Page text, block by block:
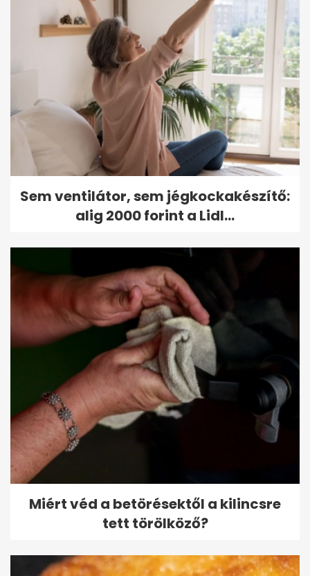
Sem ventilátor, sem jégkockakészítő:
alig 2000 forint a Lidl...
Miért véd a betörésektől a kilincsre
tett törölköző?